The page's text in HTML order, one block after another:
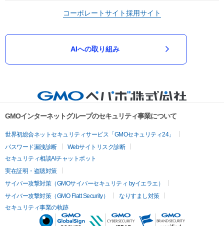
コーポレートサイト採用サイト
AIへの取り組み
GMOインターネットグループのセキュリティ事業について
世界初総合ネットセキュリティサービス「GMOセキュリティ24」
パスワード漏洩診断
Webサイトリスク診断
セキュリティ相談AIチャットボット
実在証明・盗聴対策
サイバー攻撃対策（GMOサイバーセキュリティ byイエラエ）
サイバー攻撃対策（GMO Flatt Security）
なりすまし対策
セキュリティ事業の軌跡